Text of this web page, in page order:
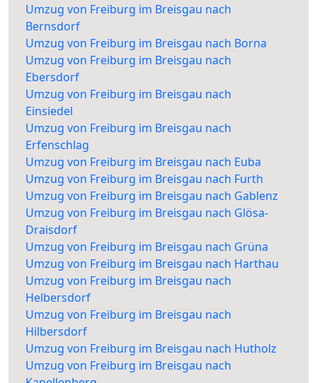
Umzug von Freiburg im Breisgau nach
Bernsdorf
Umzug von Freiburg im Breisgau nach Borna
Umzug von Freiburg im Breisgau nach
Ebersdorf
Umzug von Freiburg im Breisgau nach
Einsiedel
Umzug von Freiburg im Breisgau nach
Erfenschlag
Umzug von Freiburg im Breisgau nach Euba
Umzug von Freiburg im Breisgau nach Furth
Umzug von Freiburg im Breisgau nach Gablenz
Umzug von Freiburg im Breisgau nach Glösa-
Draisdorf
Umzug von Freiburg im Breisgau nach Grüna
Umzug von Freiburg im Breisgau nach Harthau
Umzug von Freiburg im Breisgau nach
Helbersdorf
Umzug von Freiburg im Breisgau nach
Hilbersdorf
Umzug von Freiburg im Breisgau nach Hutholz
Umzug von Freiburg im Breisgau nach